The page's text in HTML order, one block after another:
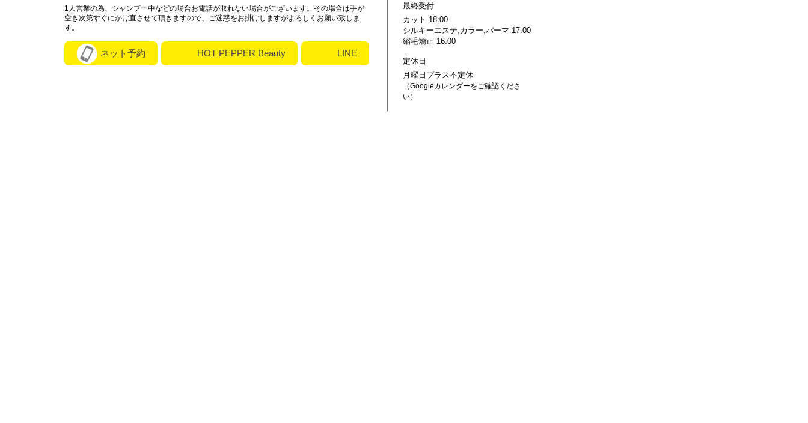
1人営業の為、シャンプー中などの場合お電話が取れない場合がございます。その場合は手が
空き次第すぐにかけ直させて頂きますので、ご迷惑をお掛けしますがよろしくお願い致しま
す。
ネット予約 HOT PEPPER Beauty LINE
最終受付
カット 18:00
シルキーエステ,カラー,パーマ 17:00
縮毛矯正 16:00
定休日
月曜日プラス不定休
（Googleカレンダーをご確認くださ
い）